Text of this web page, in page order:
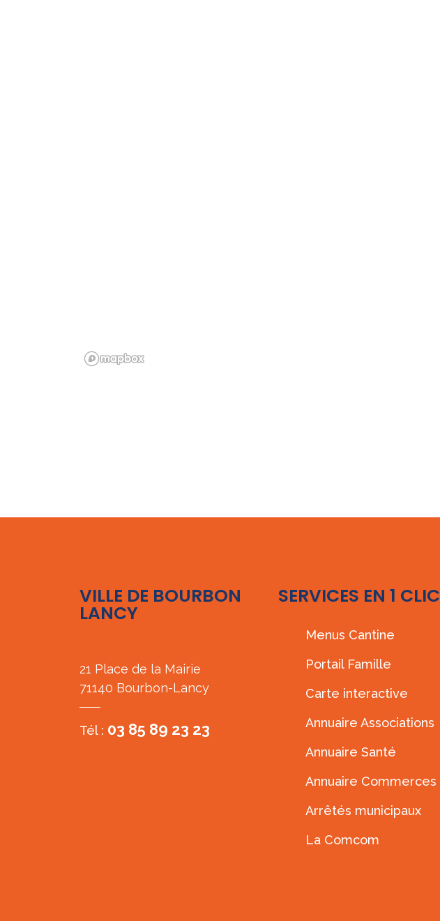
VILLE DE BOURBON
LANCY
21 Place de la Mairie
71140 Bourbon-Lancy
Tél : 03 85 89 23 23
SERVICES EN 1 CLIC
Menus Cantine
Portail Famille
Carte interactive
Annuaire Associations
Annuaire Santé
Annuaire Commerces
Arrêtés municipaux
La Comcom